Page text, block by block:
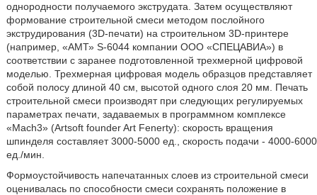
однородности получаемого экструдата. Затем осуществляют
формование строительной смеси методом послойного
экструдирования (3D-печати) на строительном 3D-принтере
(например, «АМТ» S-6044 компании ООО «СПЕЦАВИА») в
соответствии с заранее подготовленной трехмерной цифровой
моделью. Трехмерная цифровая модель образцов представляет
собой полосу длиной 40 см, высотой одного слоя 20 мм. Печать
строительной смеси производят при следующих регулируемых
параметрах печати, задаваемых в программном комплексе
«Mach3» (Artsoft founder Art Fenerty): скорость вращения
шпинделя составляет 3000-5000 ед., скорость подачи - 4000-6000
ед./мин.
Формоустойчивость напечатанных слоев из строительной смеси
оценивалась по способности смеси сохранять положение в